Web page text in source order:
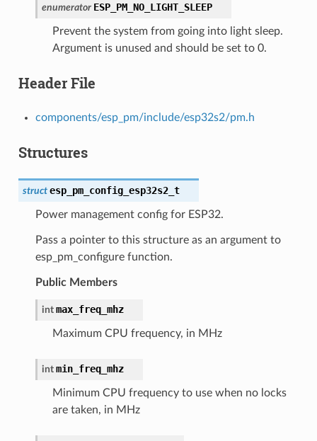
enumerator ESP_PM_NO_LIGHT_SLEEP
Prevent the system from going into light sleep.
Argument is unused and should be set to 0.
Header File
components/esp_pm/include/esp32s2/pm.h
Structures
struct esp_pm_config_esp32s2_t
Power management config for ESP32.
Pass a pointer to this structure as an argument to
esp_pm_configure function.
Public Members
int max_freq_mhz
Maximum CPU frequency, in MHz
int min_freq_mhz
Minimum CPU frequency to use when no locks
are taken, in MHz